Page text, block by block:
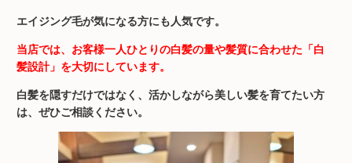
エイジング毛が気になる方にも人気です。
当店では、お客様一人ひとりの白髪の量や髪質に合わせた「白
髪設計」を大切にしています。
白髪を隠すだけではなく、活かしながら美しい髪を育てたい方
は、ぜひご相談ください。